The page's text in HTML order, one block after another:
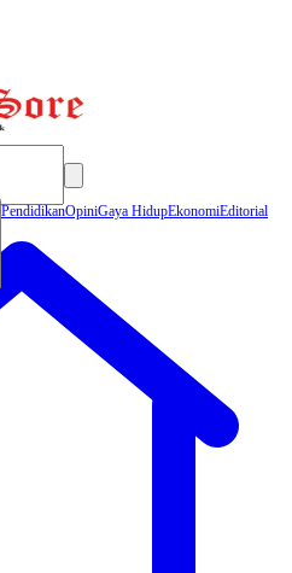
PendidikanOpiniGaya HidupEkonomiEditorial